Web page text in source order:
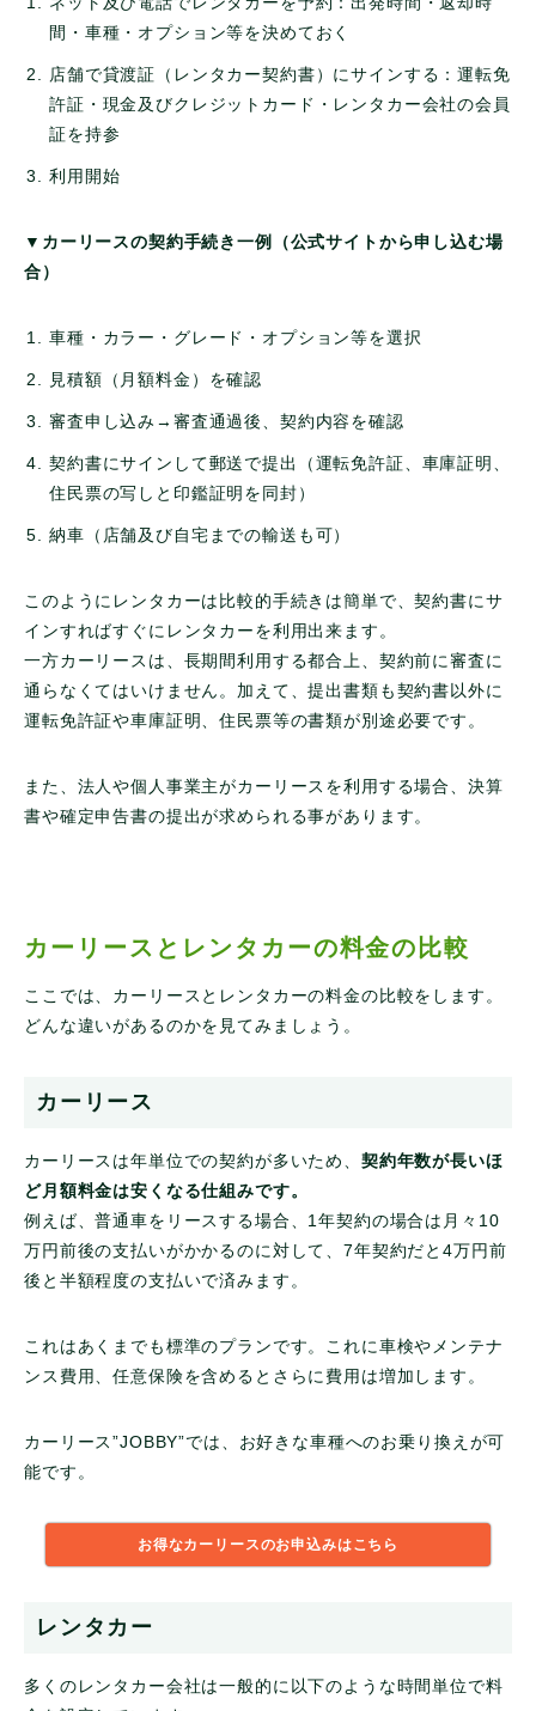
間・車種・オプション等を決めておく
店舗で貸渡証（レンタカー契約書）にサインする：運転免
許証・現金及びクレジットカード・レンタカー会社の会員
証を持参
利用開始
▼カーリースの契約手続き一例（公式サイトから申し込む場
合）
車種・カラー・グレード・オプション等を選択
見積額（月額料金）を確認
審査申し込み→審査通過後、契約内容を確認
契約書にサインして郵送で提出（運転免許証、車庫証明、
住民票の写しと印鑑証明を同封）
納車（店舗及び自宅までの輸送も可）
このようにレンタカーは比較的手続きは簡単で、契約書にサ
インすればすぐにレンタカーを利用出来ます。
一方カーリースは、長期間利用する都合上、契約前に審査に
通らなくてはいけません。加えて、提出書類も契約書以外に
運転免許証や車庫証明、住民票等の書類が別途必要です。
また、法人や個人事業主がカーリースを利用する場合、決算
書や確定申告書の提出が求められる事があります。
カーリースとレンタカーの料金の比較
ここでは、カーリースとレンタカーの料金の比較をします。
どんな違いがあるのかを見てみましょう。
カーリース
カーリースは年単位での契約が多いため、 契約年数が長いほ
ど月額料金は安くなる仕組みです。
例えば、普通車をリースする場合、1年契約の場合は月々10
万円前後の支払いがかかるのに対して、7年契約だと4万円前
後と半額程度の支払いで済みます。
これはあくまでも標準のプランです。これに車検やメンテナ
ンス費用、任意保険を含めるとさらに費用は増加します。
カーリース”JOBBY”では、お好きな車種へのお乗り換えが可
能です。
お得なカーリースのお申込みはこちら
レンタカー
多くのレンタカー会社は一般的に以下のような時間単位で料